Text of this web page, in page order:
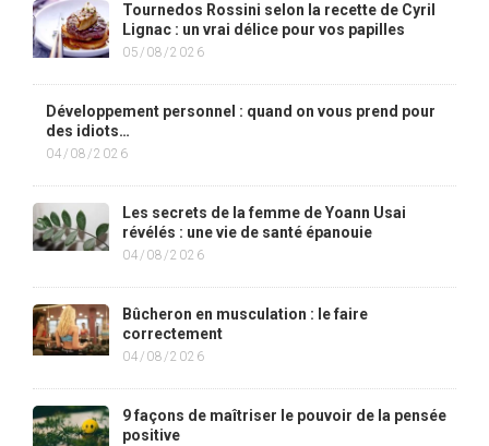
Tournedos Rossini selon la recette de Cyril
Lignac : un vrai délice pour vos papilles
05/08/2026
Développement personnel : quand on vous prend pour
des idiots…
04/08/2026
Les secrets de la femme de Yoann Usai
révélés : une vie de santé épanouie
04/08/2026
Bûcheron en musculation : le faire
correctement
04/08/2026
9 façons de maîtriser le pouvoir de la pensée
positive